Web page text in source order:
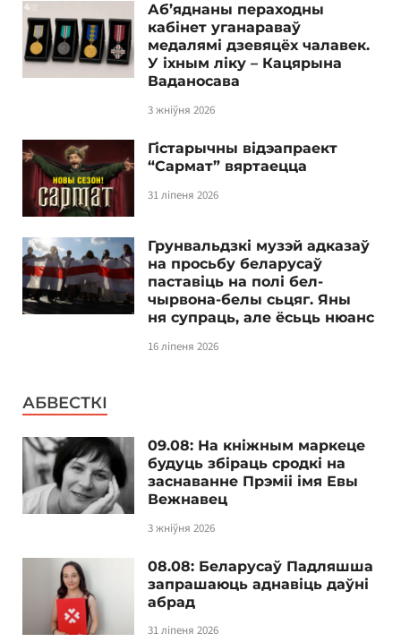
Аб’яднаны пераходны
кабінет уганараваў
медалямі дзевяцёх чалавек.
У іхным ліку – Кацярына
Ваданосава
3 жніўня 2026
Гістарычны відэапраект
“Сармат” вяртаецца
31 ліпеня 2026
Грунвальдзкі музэй адказаў
на просьбу беларусаў
паставіць на полі бел-
чырвона-белы сьцяг. Яны
ня супраць, але ёсьць нюанс
16 ліпеня 2026
АБВЕСТКІ
09.08: На кніжным маркеце
будуць збіраць сродкі на
заснаванне Прэміі імя Евы
Вежнавец
3 жніўня 2026
08.08: Беларусаў Падляшша
запрашаюць аднавіць даўні
абрад
31 ліпеня 2026